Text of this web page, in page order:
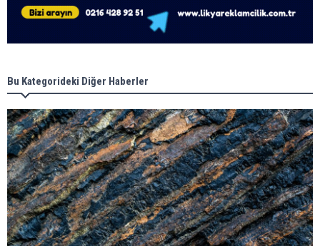
Bu Kategorideki Diğer Haberler